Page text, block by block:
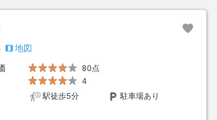
地図
80点
4
駅徒歩5分
駐車場あり